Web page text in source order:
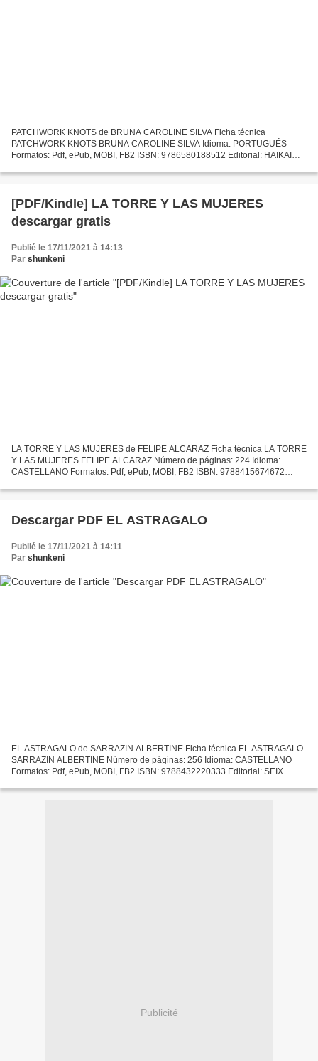
PATCHWORK KNOTS de BRUNA CAROLINE SILVA Ficha técnica
PATCHWORK KNOTS BRUNA CAROLINE SILVA Idioma: PORTUGUÉS
Formatos: Pdf, ePub, MOBI, FB2 ISBN: 9786580188512 Editorial: HAIKAI
word...
[PDF/Kindle] LA TORRE Y LAS MUJERES
descargar gratis
Publié le 17/11/2021 à 14:13
Par shunkeni
LA TORRE Y LAS MUJERES de FELIPE ALCARAZ Ficha técnica LA TORRE
Y LAS MUJERES FELIPE ALCARAZ Número de páginas: 224 Idioma:
CASTELLANO Formatos: Pdf, ePub, MOBI, FB2 ISBN: 9788415674672
Descargar PDF EL ASTRAGALO
Publié le 17/11/2021 à 14:11
Par shunkeni
EL ASTRAGALO de SARRAZIN ALBERTINE Ficha técnica EL ASTRAGALO
SARRAZIN ALBERTINE Número de páginas: 256 Idioma: CASTELLANO
Formatos: Pdf, ePub, MOBI, FB2 ISBN: 9788432220333 Editorial: SEIX
Publicité